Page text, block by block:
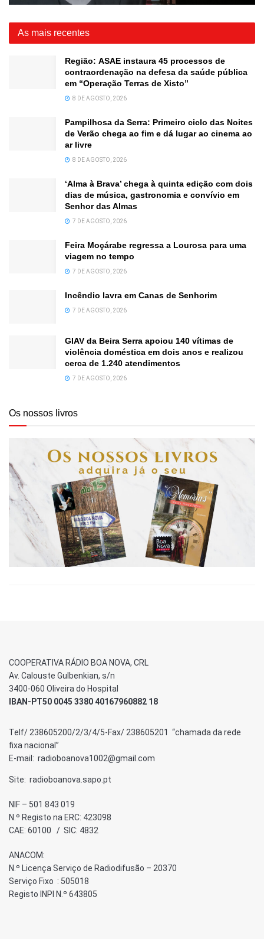
As mais recentes
Região: ASAE instaura 45 processos de
contraordenação na defesa da saúde pública
em “Operação Terras de Xisto”
8 DE AGOSTO, 2026
Pampilhosa da Serra: Primeiro ciclo das Noites
de Verão chega ao fim e dá lugar ao cinema ao
ar livre
8 DE AGOSTO, 2026
‘Alma à Brava’ chega à quinta edição com dois
dias de música, gastronomia e convívio em
Senhor das Almas
7 DE AGOSTO, 2026
Feira Moçárabe regressa a Lourosa para uma
viagem no tempo
7 DE AGOSTO, 2026
Incêndio lavra em Canas de Senhorim
7 DE AGOSTO, 2026
GIAV da Beira Serra apoiou 140 vítimas de
violência doméstica em dois anos e realizou
cerca de 1.240 atendimentos
7 DE AGOSTO, 2026
Os nossos livros
COOPERATIVA RÁDIO BOA NOVA, CRL
Av. Calouste Gulbenkian, s/n
3400-060 Oliveira do Hospital
IBAN-PT50 0045 3380 40167960882 18
Telf/ 238605200/2/3/4/5-Fax/ 238605201 “chamada da rede
fixa nacional”
E-mail: radioboanova1002@gmail.com
Site: radioboanova.sapo.pt
NIF – 501 843 019
N.º Registo na ERC: 423098
CAE: 60100 / SIC: 4832
ANACOM:
N.º Licença Serviço de Radiodifusão – 20370
Serviço Fixo : 505018
Registo INPI N.º 643805